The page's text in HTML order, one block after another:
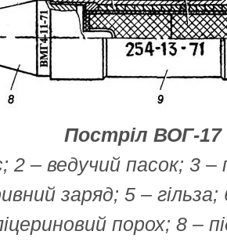
Постріл ВОГ-
2 – ведучий пасок; 3
заряд; 5 –
порох; 8 –